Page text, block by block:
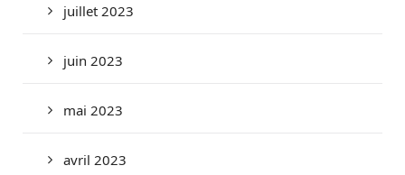
juillet 2023
juin 2023
mai 2023
avril 2023